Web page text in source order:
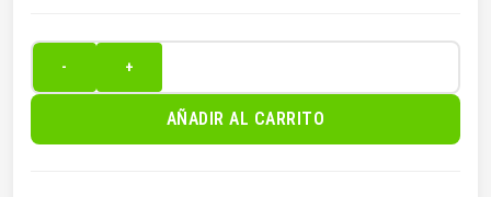
7,6X550MM
NEGRO
- +
AÑADIR AL CARRITO